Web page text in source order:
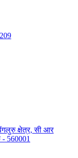
क्षेत्र, सी आर
- 560001